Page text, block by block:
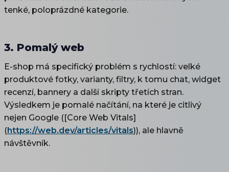
tenké, poloprázdné kategorie.
3. Pomalý web
E-shop má specifický problém s rychlostí: velké
produktové fotky, varianty, filtry, k tomu chat, widget
recenzí, bannery a další skripty třetích stran.
Výsledkem je pomalé načítání, na které je citlivý
nejen Google ([Core Web Vitals]
(https://web.dev/articles/vitals)), ale hlavně
návštěvník.